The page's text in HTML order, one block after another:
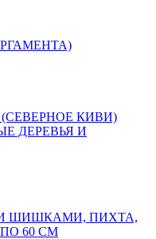
КИВИ)
ДЕРЕВЬЯ И
ШИШКАМИ, ПИХТА,
60 СМ